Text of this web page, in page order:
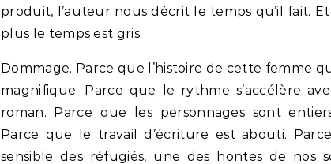
produit, l’auteur nous décrit le temps qu’il fait.
plus le temps est gris.
Dommage. Parce que l’histoire de cette femme
magnifique. Parce que le rythme s’accélère
roman. Parce que les personnages sont
Parce que le travail d’écriture est abouti.
sensible des réfugiés, une des hontes de nos